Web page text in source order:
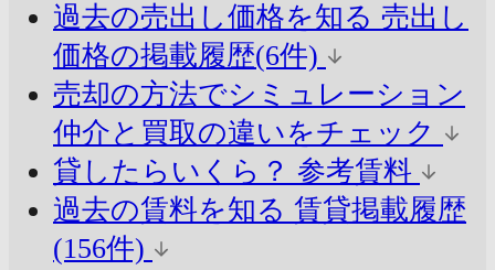
過去の売出し価格を知る 売出し
価格の掲載履歴(6件)
売却の方法でシミュレーション
仲介と買取の違いをチェック
貸したらいくら？ 参考賃料
過去の賃料を知る 賃貸掲載履歴
(156件)